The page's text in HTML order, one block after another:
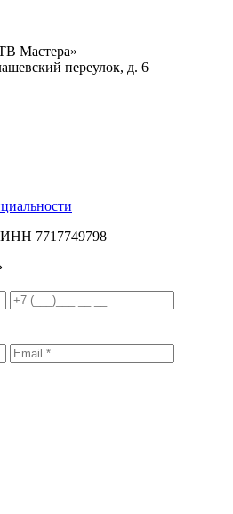
Мастера»
переулок, д. 6
7717749798